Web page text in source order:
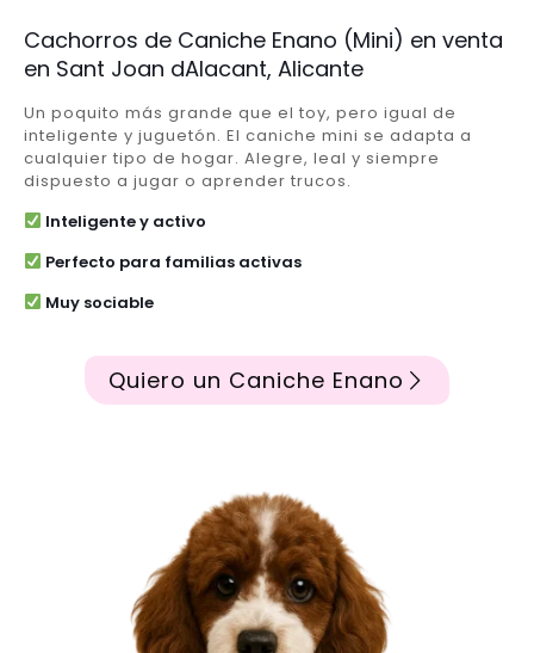
Cachorros de Caniche Enano (Mini) en venta
en Sant Joan dAlacant, Alicante
Un poquito más grande que el toy, pero igual de
inteligente y juguetón. El caniche mini se adapta a
cualquier tipo de hogar. Alegre, leal y siempre
dispuesto a jugar o aprender trucos.
Inteligente y activo
Perfecto para familias activas
Muy sociable
Quiero un Caniche Enano